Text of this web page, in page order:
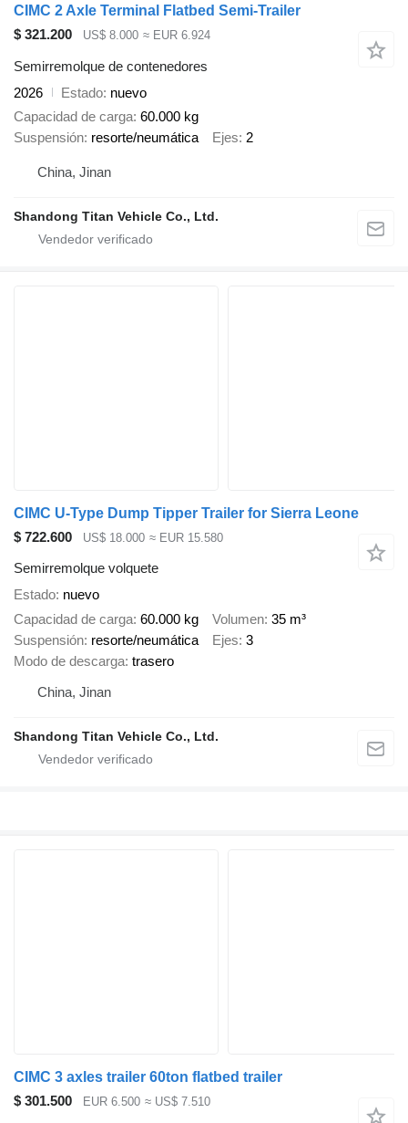
CIMC 2 Axle Terminal Flatbed Semi-Trailer
$ 321.200
US$ 8.000 ≈ EUR 6.924
Semirremolque de contenedores
2026
Estado nuevo
Capacidad de carga 60.000 kg
Suspensión resorte/neumática Ejes 2
China, Jinan
Shandong Titan Vehicle Co., Ltd.
CIMC U-Type Dump Tipper Trailer for Sierra Leone
$ 722.600
US$ 18.000 ≈ EUR 15.580
Semirremolque volquete
Estado nuevo
Capacidad de carga 60.000 kg Volumen 35 m³
Suspensión resorte/neumática Ejes 3
Modo de descarga trasero
China, Jinan
Shandong Titan Vehicle Co., Ltd.
CIMC 3 axles trailer 60ton flatbed trailer
$ 301.500
EUR 6.500 ≈ US$ 7.510